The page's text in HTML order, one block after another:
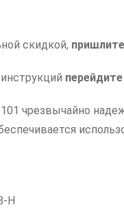
скидкой,
перейдите
чрезвычайно
H